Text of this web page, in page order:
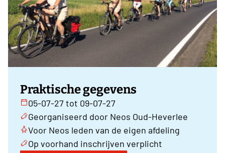
Praktische gegevens
05-07-27 tot 09-07-27
Georganiseerd door Neos Oud-Heverlee
Voor Neos leden van de eigen afdeling
Op voorhand inschrijven verplicht